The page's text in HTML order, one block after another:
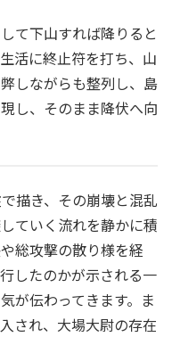
て下山すれば降りると
活に終止符を打ち、山
しながらも整列し、島
し、そのまま降伏へ向
描き、その崩壊と混乱
ていく流れを静かに積
総攻撃の散り様を経
したのかが示される一
が伝わってきます。ま
され、大場大尉の存在